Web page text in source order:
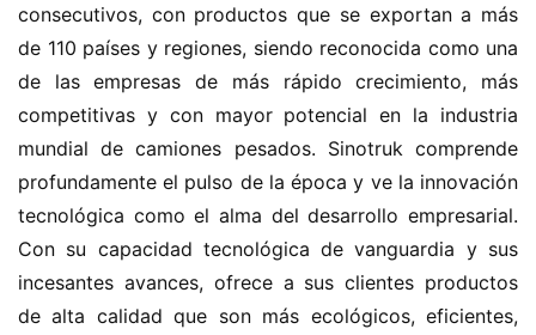
consecutivos, con productos que se exportan a más
de 110 países y regiones, siendo reconocida como una
de las empresas de más rápido crecimiento, más
competitivas y con mayor potencial en la industria
mundial de camiones pesados. Sinotruk comprende
profundamente el pulso de la época y ve la innovación
tecnológica como el alma del desarrollo empresarial.
Con su capacidad tecnológica de vanguardia y sus
incesantes avances, ofrece a sus clientes productos
de alta calidad que son más ecológicos, eficientes,